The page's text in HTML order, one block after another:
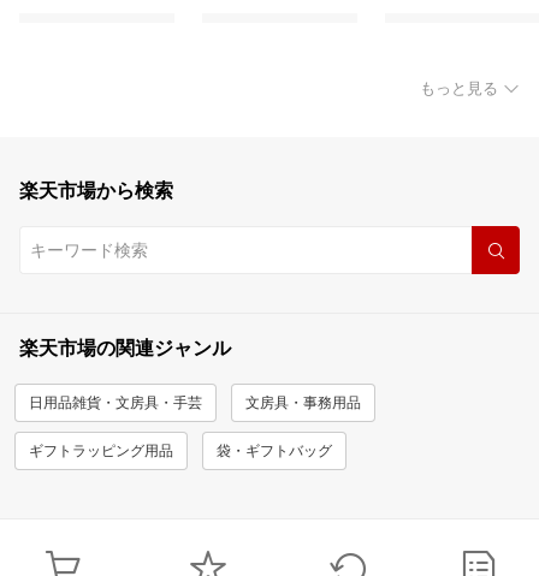
もっと見る
楽天市場から検索
楽天市場の関連ジャンル
日用品雑貨・文房具・手芸 文房具・事務用品
ギフトラッピング用品 袋・ギフトバッグ